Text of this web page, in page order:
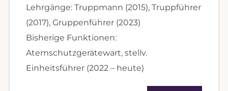
Lehrgänge: Truppmann (2015), Truppführer
(2017), Gruppenführer (2023)
Bisherige Funktionen:
Atemschutzgerätewart, stellv.
Einheitsführer (2022 – heute)